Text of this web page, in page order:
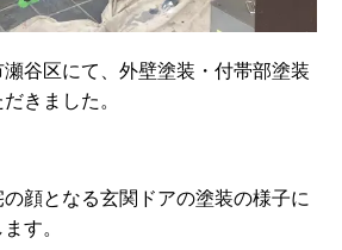
谷区にて、外壁塗装・付帯部塗装
きました。
顔となる玄関ドアの塗装の様子に
す。